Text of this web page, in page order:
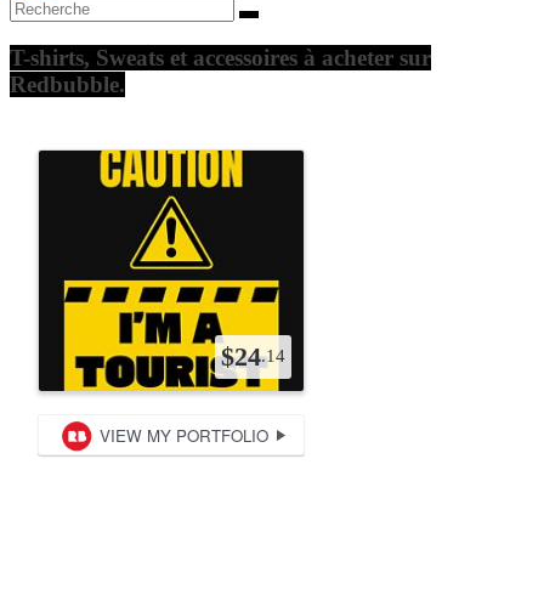
Twitter
T-shirts, Sweats et accessoires à acheter sur
Redbubble.